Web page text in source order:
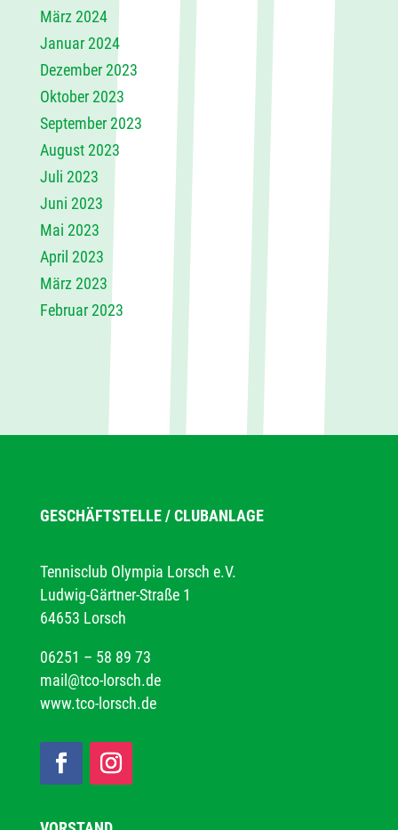
März 2024
Januar 2024
Dezember 2023
Oktober 2023
September 2023
August 2023
Juli 2023
Juni 2023
Mai 2023
April 2023
März 2023
Februar 2023
GESCHÄFTSTELLE / CLUBANLAGE
Tennisclub Olympia Lorsch e.V.
Ludwig-Gärtner-Straße 1
64653 Lorsch
06251 – 58 89 73
mail@tco-lorsch.de
www.tco-lorsch.de